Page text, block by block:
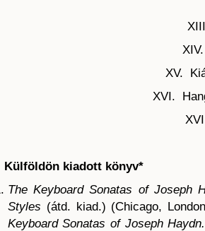
XV.
XVI.
kiadott könyv*
The Keyboard Sonatas of Joseph
Styles (átd. kiad.) (Chicago,
Keyboard Sonatas of Joseph